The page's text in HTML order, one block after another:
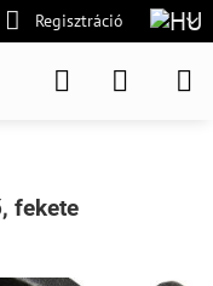
Regisztráció
fekete